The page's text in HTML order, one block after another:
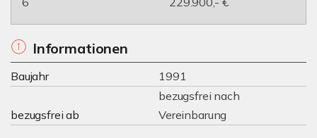
Informationen
Baujahr 1991
bezugsfrei ab
bezugsfrei nach
Vereinbarung